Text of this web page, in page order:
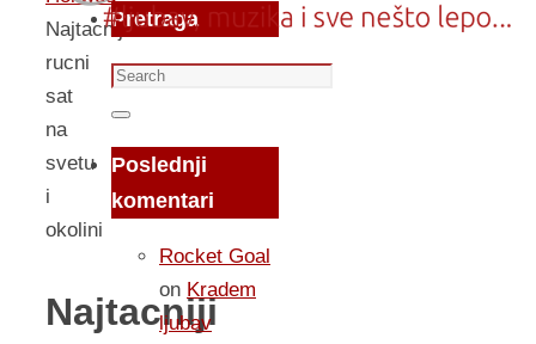
Najtacniji
rucni
sat
na
svetu
i
okolini
Najtacniji
Pretraga
Search
for:
Search
Poslednji
komentari
Rocket Goal
on Kradem
ljubav